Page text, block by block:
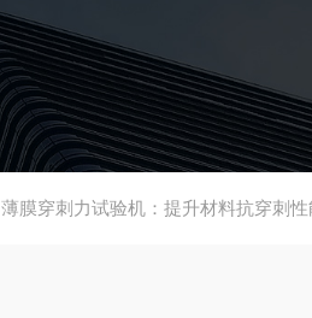
薄膜穿刺力试验机：提升材料抗穿刺性